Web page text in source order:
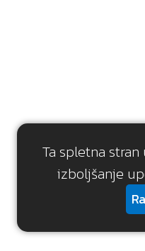
Ta spletna
izboljšanje